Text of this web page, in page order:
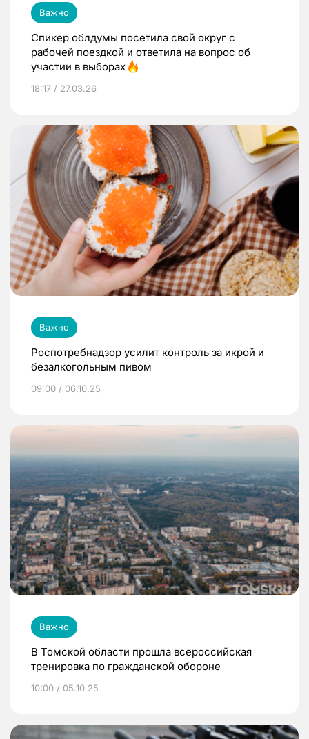
Важно
Спикер облдумы посетила свой округ с
рабочей поездкой и ответила на вопрос об
участии в выборах
18:17 / 27.03.26
Важно
Роспотребнадзор усилит контроль за икрой и
безалкогольным пивом
09:00 / 06.10.25
Важно
В Томской области прошла всероссийская
тренировка по гражданской обороне
10:00 / 05.10.25